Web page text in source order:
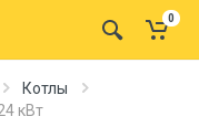
0
Котлы
кВт